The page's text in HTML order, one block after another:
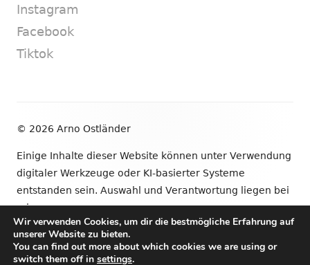
Instagram
Facebook
Tiktok
© 2026 Arno Ostländer
Einige Inhalte dieser Website können unter Verwendung
digitaler Werkzeuge oder KI-basierter Systeme
entstanden sein. Auswahl und Verantwortung liegen bei
mir.
•VerwendetTiny Framework
Wir verwenden Cookies, um dir die bestmögliche Erfahrung auf
unserer Website zu bieten.
You can find out more about which cookies we are using or
switch them off in settings.